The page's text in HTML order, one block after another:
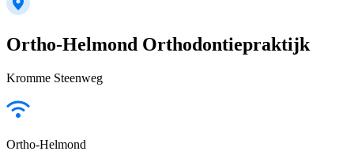
Ortho-Helmond Orthodontiepraktijk
Kromme Steenweg
Ortho-Helmond